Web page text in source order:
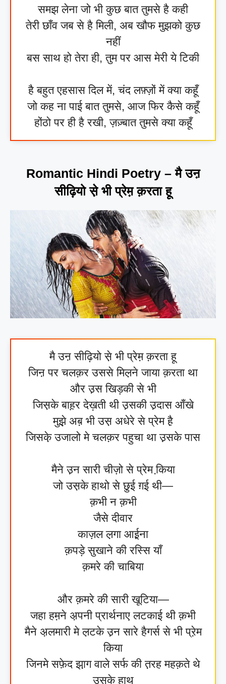
समझ लेना जो भी कुछ बात तुमसे है कही
तेरी छाँव जब से है मिली, अब खौफ मुझको कुछ
नहीं
बस साथ हो तेरा ही, तुम पर आस मेरी ये टिकी
है बहुत एहसास दिल में, चंद लफ़्ज़ों में क्या कहूँ
जो कह ना पाई बात तुमसे, आज फिर कैसे कहूँ
होंठो पर ही है रखी, ज़ज़्बात तुमसे क्या कहूँ
Romantic Hindi Poetry – मै उऩ
सीढ़ि‍यो से़ भी प्रेम़ क़रता हू
मै उऩ सीढ़ि‍यो से़ भी प्रेम़ क़रता हू
जिऩ पर चलक़र उससे मिल़ने जाया क़रता था
और उ़स खिड़की से भी
जिस़के बाह़र देख़ती थी उ़सकी उ़दास आँखे
मुझे़ अब़ भी उस़ अधेरे से प्रेम है़
जिसके़ उजालो मे चलक़र पहुचा था उ़सके पास
मैने उ़न सारी चीज़ो से प्रेम कि़या
जो उस़के हाथो से छु़ई ग़ई थी—
क़भी न क़भी
जैसे दीवार
काज़ल ल़गा आई़ना
क़पड़े सुखाने की रस्सि याँ
क़मरे की चाबिया
और क़मरे की सारी खूटिया—
जहा हम़ने अ़पनी प्रार्थनाए लटकाई थी क़भी
मैने अ़लमारी मे ल़टके उ़न सारे हैगर्स से भी प्रे़म
किया
जिनमे सफ़ेद झा़ग वाले सर्फ की त़रह महक़ते थे
उसके हाथ़